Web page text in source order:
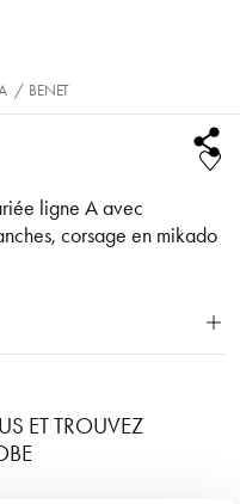
/ BENET
ligne A avec
corsage en mikado
ET TROUVEZ